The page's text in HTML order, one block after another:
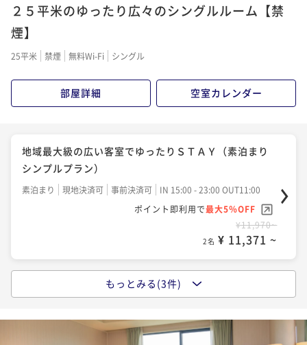
２５平米のゆったり広々のシングルルーム【禁
煙】
25平米 禁煙 無料Wi-Fi シングル
部屋詳細 空室カレンダー
地域最大級の広い客室でゆったりＳＴＡＹ（素泊まり
シンプルプラン）
素泊まり 現地決済可 事前決済可
IN 15:00 - 23:00 OUT11:00
ポイント即利用で最大5％OFF
¥11,970~
2名 ¥ 11,371 ~
【オーシャンホテル自慢の朝食バイキング】太平洋を
現地決済可 事前決済可
IN 15:00 - 23:45 OUT11:00
もっとみる(3件)